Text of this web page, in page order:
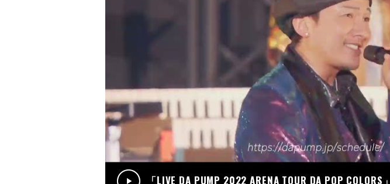
「LIVE DA PUMP 2026 ROAD 2 DA 30th」オフィシャルグ
7/30(木)DA PUMPファンクラブ“DPC”会員限定生配信決
07.17
「LIVE DA PUMP 2026 ROAD 2 DA 30th」ドキュメンタリ
「LIVE DA PUMP 2022 ARENA TOUR DA POP COLORS」